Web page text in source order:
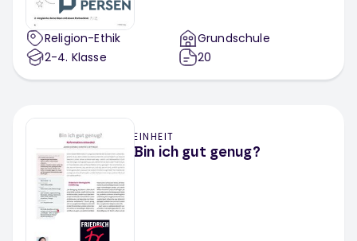
Religion-Ethik
2-4. Klasse
Grundschule
20
EINHEIT
Bin ich gut genug?